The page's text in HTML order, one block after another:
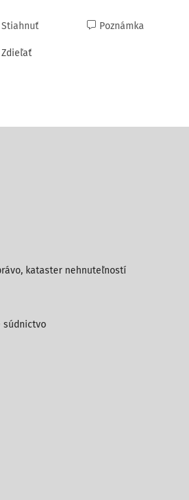
Stiahnuť
Zdieľať
Poznámka
kataster nehnuteľností
súdnictvo